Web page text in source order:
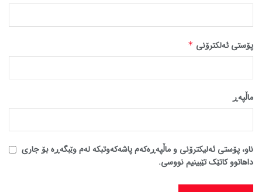
پۆستی ئەلکترۆنی *
ماڵپه‌ڕ
ناو، پۆستی ئەلیکترۆنی و ماڵپەڕەکەم پاشەکەوتبکە لەم وێبگەڕە بۆ جاری
داهاتوو کاتێک تێبینیم نووسی.